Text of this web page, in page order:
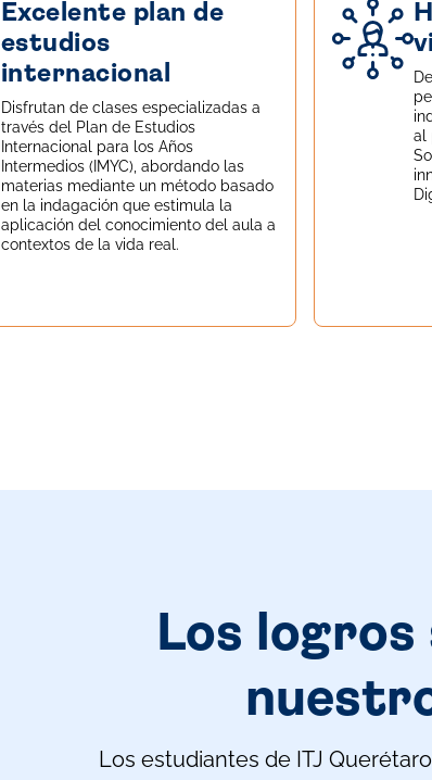
Excelente plan de
estudios
internacional
Disfrutan de clases especializadas a
través del Plan de Estudios
Internacional para los Años
Intermedios (IMYC), abordando las
materias mediante un método basado
en la indagación que estimula la
aplicación del conocimiento del aula a
contextos de la vida real.
al
Los
Los estudiantes de ITJ